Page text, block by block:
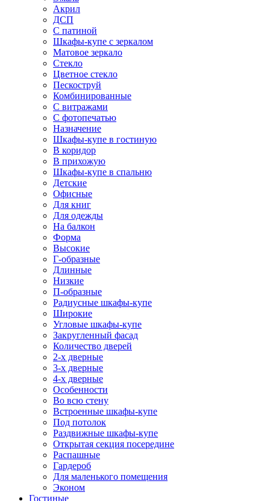
Акрил
ДСП
С патиной
Шкафы-купе с зеркалом
Матовое зеркало
Стекло
Цветное стекло
Пескоструй
Комбинированные
С витражами
С фотопечатью
Назначение
Шкафы-купе в гостиную
В коридор
В прихожую
Шкафы-купе в спальню
Детские
Офисные
Для книг
Для одежды
На балкон
Форма
Высокие
Г-образные
Длинные
Низкие
П-образные
Радиусные шкафы-купе
Широкие
Угловые шкафы-купе
Закругленный фасад
Количество дверей
2-х дверные
3-х дверные
4-х дверные
Особенности
Во всю стену
Встроенные шкафы-купе
Под потолок
Раздвижные шкафы-купе
Открытая секция посередине
Распашные
Гардероб
Для маленького помещения
Эконом
Гостиные